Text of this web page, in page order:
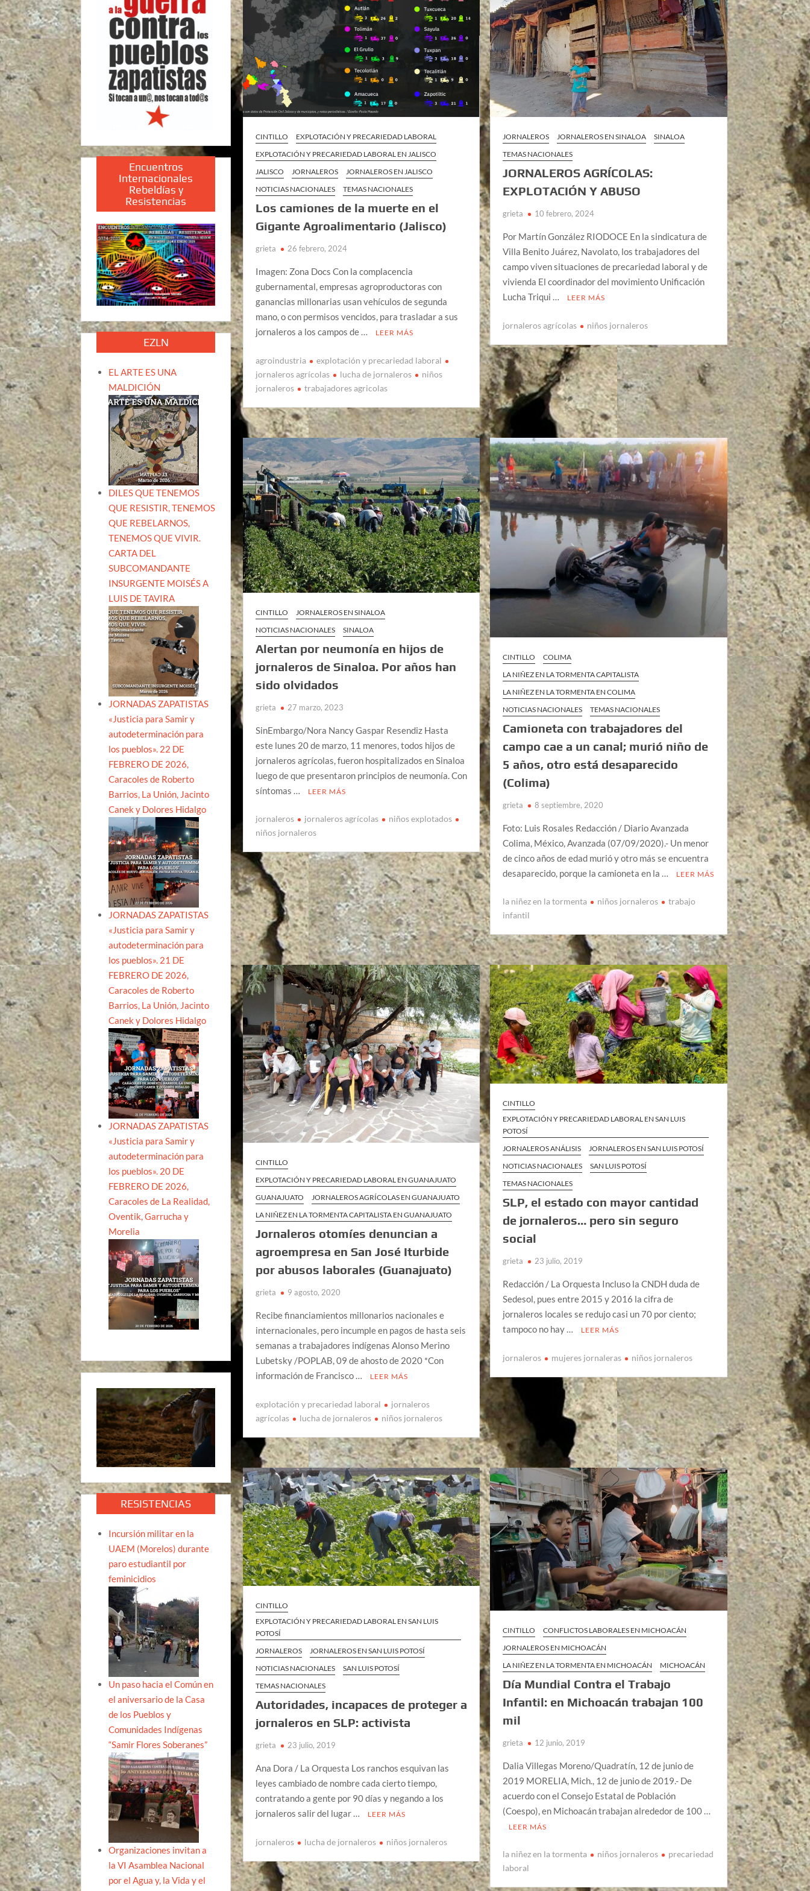
CINTILLO
EXPLOTACIÓN Y PRECARIEDAD LABORAL
EXPLOTACIÓN Y PRECARIEDAD LABORAL EN JALISCO
JALISCO
JORNALEROS
JORNALEROS EN JALISCO
NOTICIAS NACIONALES
TEMAS NACIONALES
Los camiones de la muerte en el
Gigante Agroalimentario (Jalisco)
grieta 26 febrero, 2024
Imagen: Zona Docs Con la complacencia
gubernamental, empresas agroproductoras con
ganancias millonarias usan vehículos de segunda
mano, o con permisos vencidos, para trasladar a sus
jornaleros a los campos de …
LEER MÁS
agroindustria
explotación y precariedad laboral
jornaleros agrícolas
lucha de jornaleros
niños
jornaleros
trabajadores agricolas
JORNALEROS JORNALEROS EN SINALOA
SINALOA
TEMAS NACIONALES
JORNALEROS AGRÍCOLAS:
EXPLOTACIÓN Y ABUSO
grieta 10 febrero, 2024
Por Martín González RIODOCE En la sindicatura de
Villa Benito Juárez, Navolato, los trabajadores del
campo viven situaciones de precariedad laboral y de
vivienda El coordinador del movimiento Unificación
Lucha Triqui …
LEER MÁS
jornaleros agrícolas niños jornaleros
CINTILLO
JORNALEROS EN SINALOA
NOTICIAS NACIONALES
SINALOA
Alertan por neumonía en hijos de
jornaleros de Sinaloa. Por años han
sido olvidados
grieta 27 marzo, 2023
SinEmbargo/Nora Nancy Gaspar Resendiz Hasta
este lunes 20 de marzo, 11 menores, todos hijos de
jornaleros agrícolas, fueron hospitalizados en Sinaloa
luego de que presentaron principios de neumonía. Con
síntomas …
LEER MÁS
jornaleros jornaleros agrícolas
niños explotados
niños jornaleros
CINTILLO
COLIMA
LA NIÑEZ EN LA TORMENTA CAPITALISTA
LA NIÑEZ EN LA TORMENTA EN COLIMA
NOTICIAS NACIONALES
TEMAS NACIONALES
Camioneta con trabajadores del
campo cae a un canal; murió niño de
5 años, otro está desaparecido
(Colima)
grieta 8 septiembre, 2020
Foto: Luis Rosales Redacción / Diario Avanzada
Colima, México, Avanzada (07/09/2020).- Un menor
de cinco años de edad murió y otro más se encuentra
desaparecido, porque la camioneta en la …
LEER MÁS
la niñez en la tormenta niños jornaleros
trabajo
infantil
CINTILLO
EXPLOTACIÓN Y PRECARIEDAD LABORAL EN GUANAJUATO
GUANAJUATO
JORNALEROS AGRÍCOLAS EN GUANAJUATO
LA NIÑEZ EN LA TORMENTA CAPITALISTA EN GUANAJUATO
Jornaleros otomíes denuncian a
agroempresa en San José Iturbide
por abusos laborales (Guanajuato)
grieta 9 agosto, 2020
Recibe financiamientos millonarios nacionales e
internacionales, pero incumple en pagos de hasta seis
semanas a trabajadores indígenas Alonso Merino
Lubetsky /POPLAB, 09 de ahosto de 2020 *Con
información de Francisco …
LEER MÁS
explotación y precariedad laboral
jornaleros
agrícolas
lucha de jornaleros niños jornaleros
CINTILLO
EXPLOTACIÓN Y PRECARIEDAD LABORAL EN SAN LUIS
POTOSÍ
JORNALEROS ANÁLISIS
JORNALEROS EN SAN LUIS POTOSÍ
NOTICIAS NACIONALES
SAN LUIS POTOSÍ
TEMAS NACIONALES
SLP, el estado con mayor cantidad
de jornaleros… pero sin seguro
social
grieta 23 julio, 2019
Redacción / La Orquesta Incluso la CNDH duda de
Sedesol, pues entre 2015 y 2016 la cifra de
jornaleros locales se redujo casi un 70 por ciento;
tampoco no hay …
LEER MÁS
jornaleros mujeres jornaleras niños jornaleros
CINTILLO
EXPLOTACIÓN Y PRECARIEDAD LABORAL EN SAN LUIS
POTOSÍ
JORNALEROS
JORNALEROS EN SAN LUIS POTOSÍ
NOTICIAS NACIONALES
SAN LUIS POTOSÍ
TEMAS NACIONALES
Autoridades, incapaces de proteger a
jornaleros en SLP: activista
grieta 23 julio, 2019
Ana Dora / La Orquesta Los ranchos esquivan las
leyes cambiado de nombre cada cierto tiempo,
contratando a gente por 90 días y negando a los
jornaleros salir del lugar …
LEER MÁS
jornaleros lucha de jornaleros niños jornaleros
CINTILLO
CONFLICTOS LABORALES EN MICHOACÁN
JORNALEROS EN MICHOACÁN
LA NIÑEZ EN LA TORMENTA EN MICHOACÁN
MICHOACÁN
Día Mundial Contra el Trabajo
Infantil: en Michoacán trabajan 100
mil
grieta 12 junio, 2019
Dalia Villegas Moreno/Quadratín, 12 de junio de
2019 MORELIA, Mich., 12 de junio de 2019.- De
acuerdo con el Consejo Estatal de Población
(Coespo), en Michoacán trabajan alrededor de 100 …
LEER MÁS
la niñez en la tormenta niños jornaleros
precariedad
laboral
Encuentros
Internacionales
Rebeldías y
Resistencias
EZLN
EL ARTE ES UNA
MALDICIÓN
DILES QUE TENEMOS
QUE RESISTIR, TENEMOS
QUE REBELARNOS,
TENEMOS QUE VIVIR.
CARTA DEL
SUBCOMANDANTE
INSURGENTE MOISÉS A
LUIS DE TAVIRA
JORNADAS ZAPATISTAS
«Justicia para Samir y
autodeterminación para
los pueblos». 22 DE
FEBRERO DE 2026,
Caracoles de Roberto
Barrios, La Unión, Jacinto
Canek y Dolores Hidalgo
JORNADAS ZAPATISTAS
«Justicia para Samir y
autodeterminación para
los pueblos». 21 DE
FEBRERO DE 2026,
Caracoles de Roberto
Barrios, La Unión, Jacinto
Canek y Dolores Hidalgo
JORNADAS ZAPATISTAS
«Justicia para Samir y
autodeterminación para
los pueblos». 20 DE
FEBRERO DE 2026,
Caracoles de La Realidad,
Oventik, Garrucha y
Morelia
RESISTENCIAS
Incursión militar en la
UAEM (Morelos) durante
paro estudiantil por
feminicidios
Un paso hacia el Común en
el aniversario de la Casa
de los Pueblos y
Comunidades Indígenas
“Samir Flores Soberanes”
Organizaciones invitan a
la VI Asamblea Nacional
por el Agua y, la Vida y el